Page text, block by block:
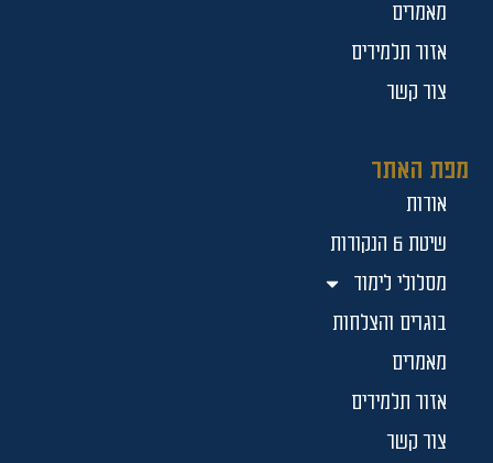
מפת האתר
אודות
שיטת 6 הנקודות
מסלולי לימוד
בוגרים והצלחות
מאמרים
אזור תלמידים
צור קשר
מאמרים
אזור תלמידים
צור קשר